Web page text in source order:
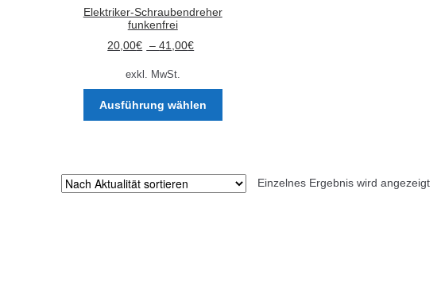
Elektriker-Schraubendreher
funkenfrei
20,00€ –41,00€
exkl. MwSt.
Ausführung wählen
auf.
Einzelnes Ergebnis wird angezeigt